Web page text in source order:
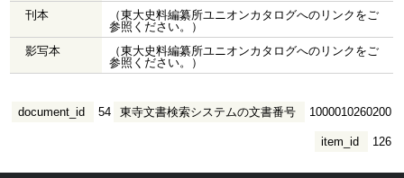
刊本
（東大史料編纂所ユニオンカタログへのリンクをご
参照ください。）
影写本
（東大史料編纂所ユニオンカタログへのリンクをご
参照ください。）
東寺文書検索システムの文書番号 1000010260200
document_id 54
item_id 126